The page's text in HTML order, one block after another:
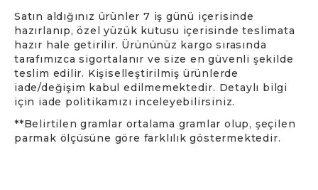
Satın aldığınız ürünler 7 iş günü içerisinde
hazırlanıp, özel yüzük kutusu içerisinde teslimata
hazır hale getirilir. Ürününüz kargo sırasında
tarafımızca sigortalanır ve size en güvenli şekilde
teslim edilir. Kişiselleştirilmiş ürünlerde
iade/değişim kabul edilmemektedir. Detaylı bilgi
için iade politikamızı inceleyebilirsiniz.
**Belirtilen gramlar ortalama gramlar olup, şeçilen
parmak ölçüsüne göre farklılık göstermektedir.